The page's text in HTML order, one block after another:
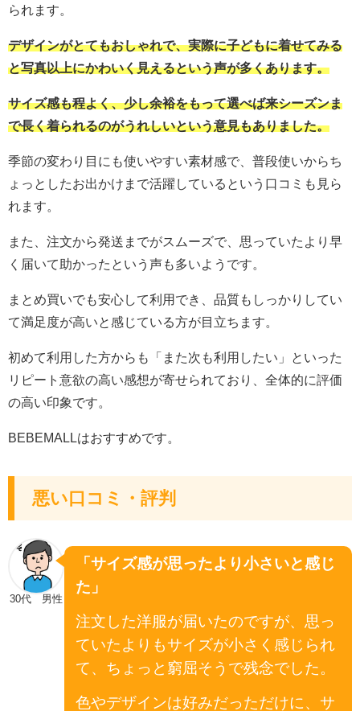
られます。
デザインがとてもおしゃれで、実際に子どもに着せてみる
と写真以上にかわいく見えるという声が多くあります。
サイズ感も程よく、少し余裕をもって選べば来シーズンま
で長く着られるのがうれしいという意見もありました。
季節の変わり目にも使いやすい素材感で、普段使いからち
ょっとしたお出かけまで活躍しているという口コミも見ら
れます。
また、注文から発送までがスムーズで、思っていたより早
く届いて助かったという声も多いようです。
まとめ買いでも安心して利用でき、品質もしっかりしてい
て満足度が高いと感じている方が目立ちます。
初めて利用した方からも「また次も利用したい」といった
リピート意欲の高い感想が寄せられており、全体的に評価
の高い印象です。
BEBEMALLはおすすめです。
悪い口コミ・評判
30代 男性
「サイズ感が思ったより小さいと感じ
た」
注文した洋服が届いたのですが、思っ
ていたよりもサイズが小さく感じられ
て、ちょっと窮屈そうで残念でした。
色やデザインは好みだっただけに、サ